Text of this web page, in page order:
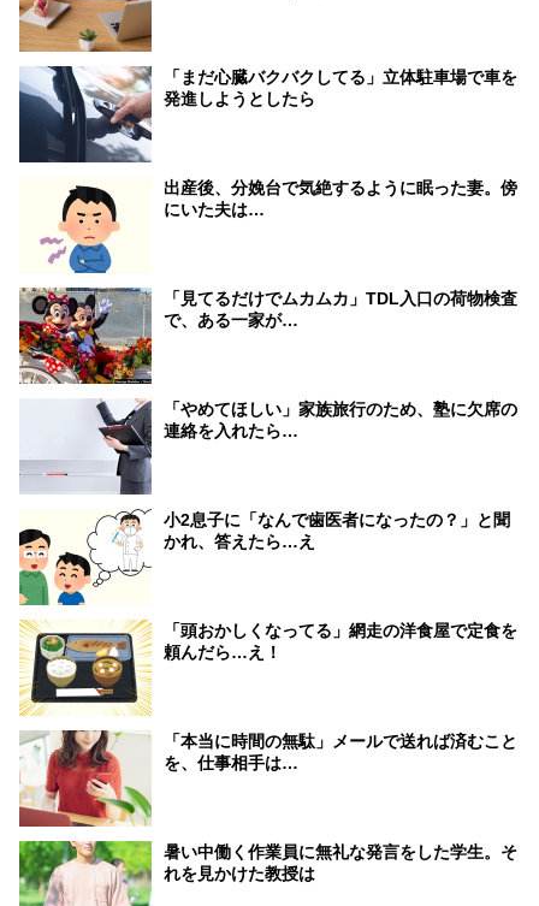
「まだ心臓バクバクしてる」立体駐車場で車を
発進しようとしたら
出産後、分娩台で気絶するように眠った妻。傍
にいた夫は…
「見てるだけでムカムカ」TDL入口の荷物検査
で、ある一家が…
「やめてほしい」家族旅行のため、塾に欠席の
連絡を入れたら…
小2息子に「なんで歯医者になったの？」と聞
かれ、答えたら…え
「頭おかしくなってる」網走の洋食屋で定食を
頼んだら…え！
「本当に時間の無駄」メールで送れば済むこと
を、仕事相手は…
暑い中働く作業員に無礼な発言をした学生。そ
れを見かけた教授は